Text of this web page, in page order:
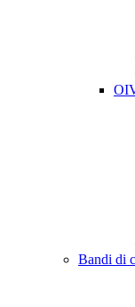
Bandi di